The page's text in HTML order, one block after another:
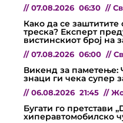
// 07.08.2026 06:30 //
Како да се
треска? Експерт
вистинскиот број на
// 07.08.2026 06:00 //
Викенд за паметење:
знаци ги чека супер
// 06.08.2026 21:45 //
Бугати го претстави
хиперавтомобилско